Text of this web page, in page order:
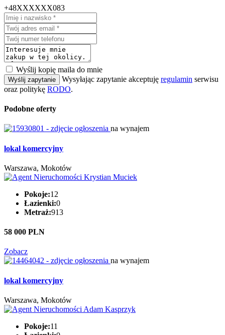
+48XXXXXX083
Wyślij kopię maila do mnie
Wyślij zapytanie Wysyłając zapytanie akceptuję regulamin serwisu
oraz politykę RODO.
Podobne oferty
na wynajem
lokal komercyjny
Warszawa, Mokotów
Pokoje:12
Łazienki:0
Metraż:913
58 000 PLN
Zobacz
na wynajem
lokal komercyjny
Warszawa, Mokotów
Pokoje:11